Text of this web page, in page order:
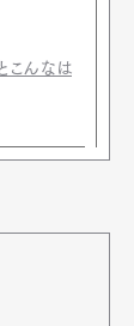
こんなは